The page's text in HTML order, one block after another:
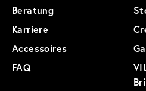
Beratung
Karriere
Accessoires
FAQ